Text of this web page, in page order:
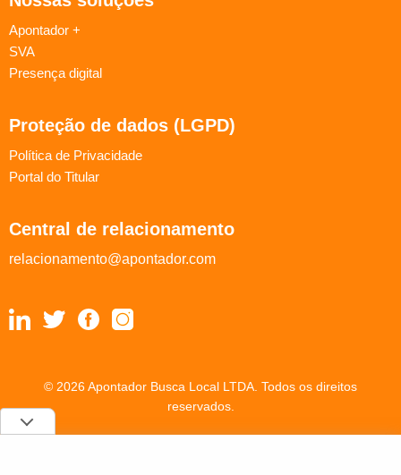
Apontador +
SVA
Presença digital
Proteção de dados (LGPD)
Política de Privacidade
Portal do Titular
Central de relacionamento
relacionamento@apontador.com
© 2026 Apontador Busca Local LTDA. Todos os direitos
reservados.